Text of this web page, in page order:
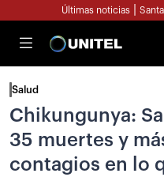
Últimas noticias
Salud
Chikungunya:
35 muertes y
contagios en lo